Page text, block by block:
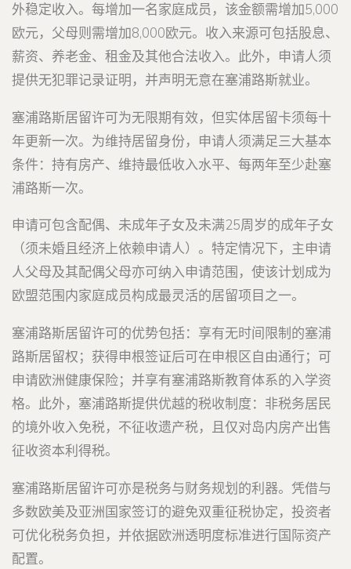
外稳定收入。每增加一名家庭成员，该金额需增加5,000
欧元，父母则需增加8,000欧元。收入来源可包括股息、
薪资、养老金、租金及其他合法收入。此外，申请人须
提供无犯罪记录证明，并声明无意在塞浦路斯就业。
塞浦路斯居留许可为无限期有效，但实体居留卡须每十
年更新一次。为维持居留身份，申请人须满足三大基本
条件：持有房产、维持最低收入水平、每两年至少赴塞
浦路斯一次。
申请可包含配偶、未成年子女及未满25周岁的成年子女
（须未婚且经济上依赖申请人）。特定情况下，主申请
人父母及其配偶父母亦可纳入申请范围，使该计划成为
欧盟范围内家庭成员构成最灵活的居留项目之一。
塞浦路斯居留许可的优势包括：享有无时间限制的塞浦
路斯居留权；获得申根签证后可在申根区自由通行；可
申请欧洲健康保险；并享有塞浦路斯教育体系的入学资
格。此外，塞浦路斯提供优越的税收制度：非税务居民
的境外收入免税，不征收遗产税，且仅对岛内房产出售
征收资本利得税。
塞浦路斯居留许可亦是税务与财务规划的利器。凭借与
多数欧美及亚洲国家签订的避免双重征税协定，投资者
可优化税务负担，并依据欧洲透明度标准进行国际资产
配置。